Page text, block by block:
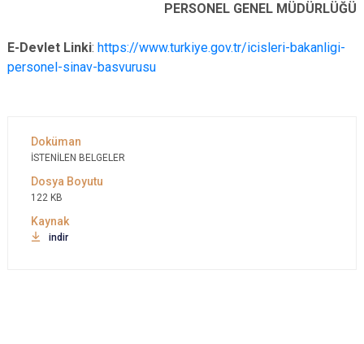
PERSONEL GENEL MÜDÜRLÜĞÜ
E-Devlet Linki: https://www.turkiye.gov.tr/icisleri-bakanligi-
personel-sinav-basvurusu
İSTENİLEN BELGELER
122 KB
indir